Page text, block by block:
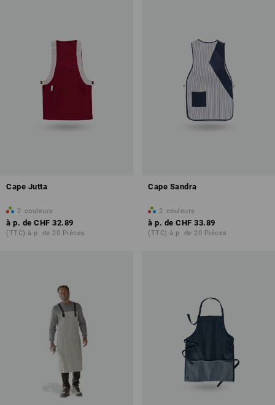
Cape Jutta
2 couleurs
à p. de CHF 32.89
(TTC) à p. de 20 Pièces
Cape Sandra
2 couleurs
à p. de CHF 33.89
(TTC) à p. de 20 Pièces